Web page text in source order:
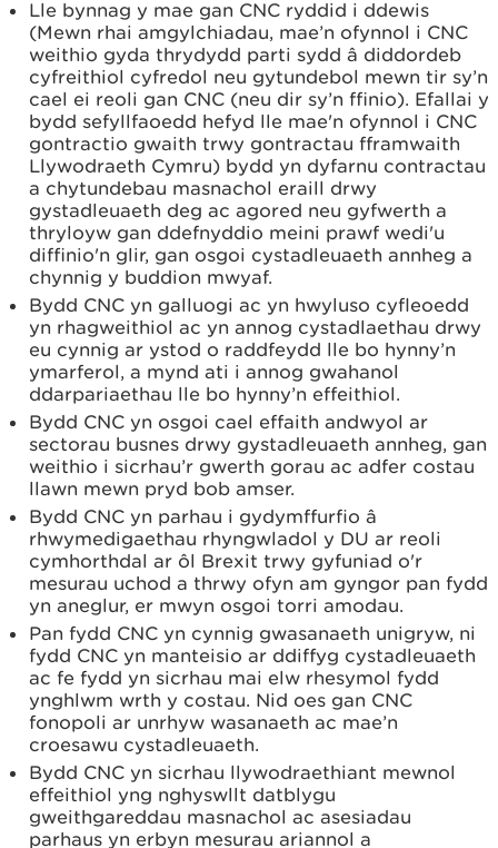
Lle bynnag y mae gan CNC ryddid i ddewis
(Mewn rhai amgylchiadau, mae’n ofynnol i CNC
weithio gyda thrydydd parti sydd â diddordeb
cyfreithiol cyfredol neu gytundebol mewn tir sy’n
cael ei reoli gan CNC (neu dir sy’n ffinio). Efallai y
bydd sefyllfaoedd hefyd lle mae'n ofynnol i CNC
gontractio gwaith trwy gontractau fframwaith
Llywodraeth Cymru) bydd yn dyfarnu contractau
a chytundebau masnachol eraill drwy
gystadleuaeth deg ac agored neu gyfwerth a
thryloyw gan ddefnyddio meini prawf wedi'u
diffinio'n glir, gan osgoi cystadleuaeth annheg a
chynnig y buddion mwyaf.
Bydd CNC yn galluogi ac yn hwyluso cyfleoedd
yn rhagweithiol ac yn annog cystadlaethau drwy
eu cynnig ar ystod o raddfeydd lle bo hynny’n
ymarferol, a mynd ati i annog gwahanol
ddarpariaethau lle bo hynny’n effeithiol.
Bydd CNC yn osgoi cael effaith andwyol ar
sectorau busnes drwy gystadleuaeth annheg, gan
weithio i sicrhau’r gwerth gorau ac adfer costau
llawn mewn pryd bob amser.
Bydd CNC yn parhau i gydymffurfio â
rhwymedigaethau rhyngwladol y DU ar reoli
cymhorthdal ar ôl Brexit trwy gyfuniad o'r
mesurau uchod a thrwy ofyn am gyngor pan fydd
yn aneglur, er mwyn osgoi torri amodau.
Pan fydd CNC yn cynnig gwasanaeth unigryw, ni
fydd CNC yn manteisio ar ddiffyg cystadleuaeth
ac fe fydd yn sicrhau mai elw rhesymol fydd
ynghlwm wrth y costau. Nid oes gan CNC
fonopoli ar unrhyw wasanaeth ac mae’n
croesawu cystadleuaeth.
Bydd CNC yn sicrhau llywodraethiant mewnol
effeithiol yng nghyswllt datblygu
gweithgareddau masnachol ac asesiadau
parhaus yn erbyn mesurau ariannol a